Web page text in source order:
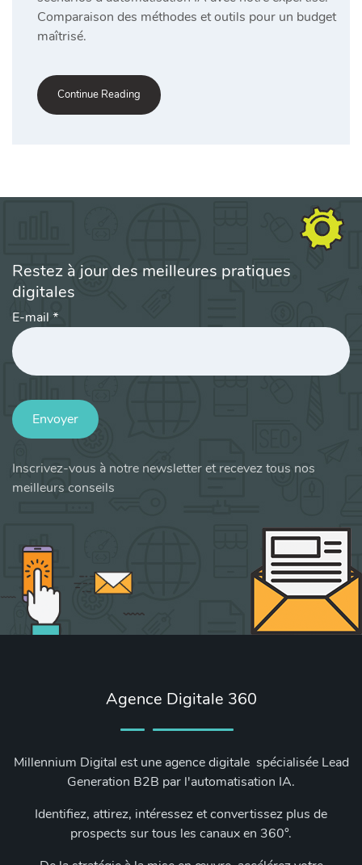
Comparaison des méthodes et outils pour un budget
maîtrisé.
Continue Reading
Restez à jour des meilleures pratiques
digitales
E-mail *
Envoyer
Inscrivez-vous à notre newsletter et recevez tous nos
meilleurs conseils
Agence Digitale 360
Millennium Digital est une agence digitale spécialisée Lead
Generation B2B par l'automatisation IA.
Identifiez, attirez, intéressez et convertissez plus de
prospects sur tous les canaux en 360°.